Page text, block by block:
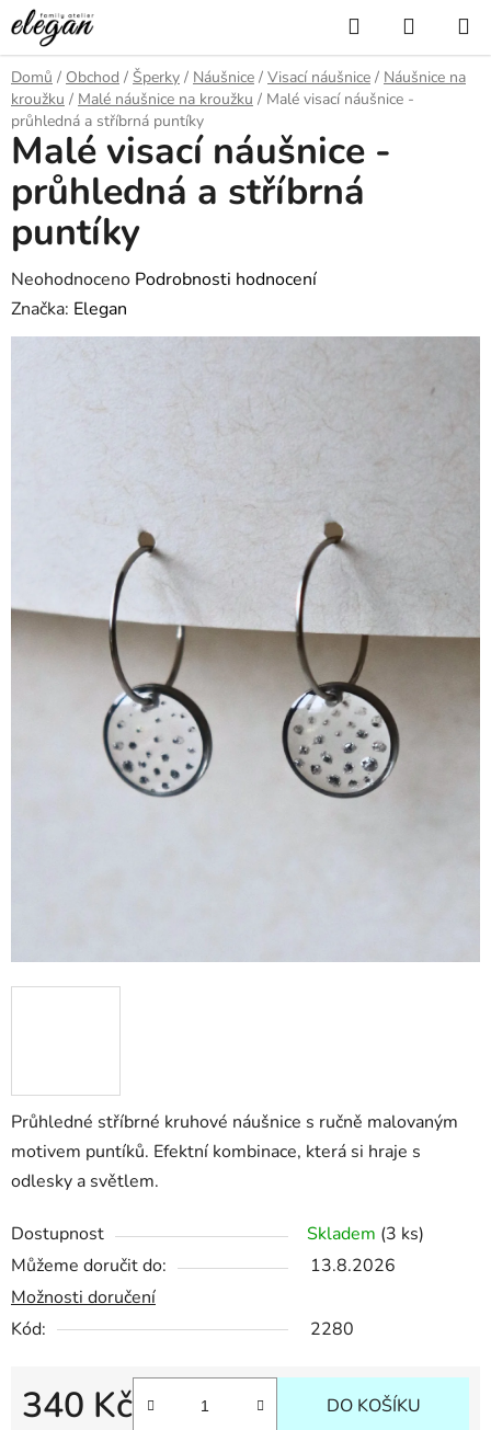
Přejít
na
obsah
Hledat
KOŠÍK
Domů / Obchod / Šperky / Náušnice / Visací náušnice / Náušnice na
kroužku / Malé náušnice na kroužku / Malé visací náušnice -
průhledná a stříbrná puntíky
Průhledné stříbrné kruhové náušnice s ručně malovaným
motivem puntíků. Efektní kombinace, která si hraje s
odlesky a světlem.
Dostupnost Skladem (3 ks)
Můžeme doručit do:
13.8.2026
Možnosti doručení
Kód:
2280
340 Kč DO KOŠÍKU
Malé visací náušnice -
průhledná a stříbrná
puntíky
Průměrné
hodnocení
produktu
Neohodnoceno Podrobnosti hodnocení
Značka: Elegan